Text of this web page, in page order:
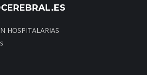
HOSPITALARIAS